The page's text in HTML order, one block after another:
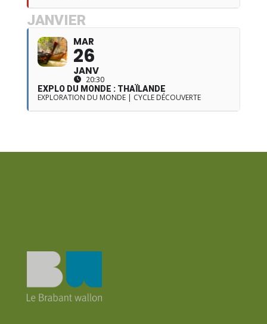
JANVIER
MAR
26
JANV
20:30
EXPLO DU MONDE : THAÏLANDE
EXPLORATION DU MONDE | CYCLE DÉCOUVERTE